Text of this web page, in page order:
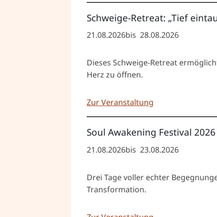
Schweige-Retreat: „Tief
21.08.2026bis 28.08.2026
Dieses Schweige-Retreat
Herz zu öffnen.
Zur Veranstaltung
Soul Awakening Festival 2026
21.08.2026bis 23.08.2026
Drei Tage voller echter
Transformation.